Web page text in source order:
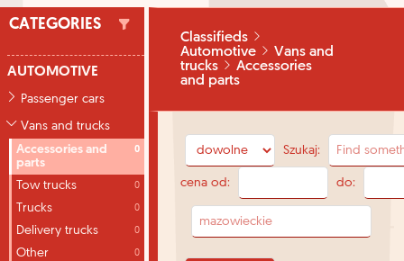
CATEGORIES
AUTOMOTIVE
Passenger cars
Vans and trucks
Accessories and
parts
0
Tow trucks 0
Trucks 0
Delivery trucks 0
Other 0
Classifieds
Automotive
Vans and
trucks
Accessories
and parts
Szukaj:
cena od: do: